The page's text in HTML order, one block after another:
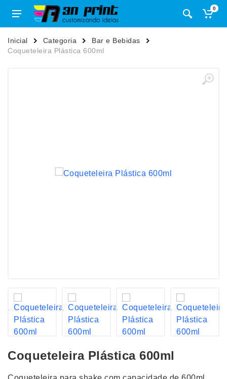
0
Inicial Categoria
Bar e Bebidas
Coqueteleira Plástica 600ml
Coqueteleira Plástica 600ml